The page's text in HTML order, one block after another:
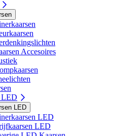
Accesoires
LED
LED
LED
LED